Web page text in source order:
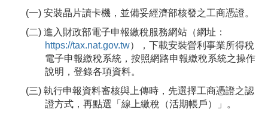
(一) 安裝晶片讀卡機，並備妥經濟部核發之工商憑證。
(二) 進入財政部電子申報繳稅服務網站（網址：
https://tax.nat.gov.tw），下載安裝營利事業所得稅
電子申報繳稅系統，按照網路申報繳稅系統之操作
說明，登錄各項資料。
(三) 執行申報資料審核與上傳時，先選擇工商憑證之認
證方式，再點選「線上繳稅（活期帳戶）」。